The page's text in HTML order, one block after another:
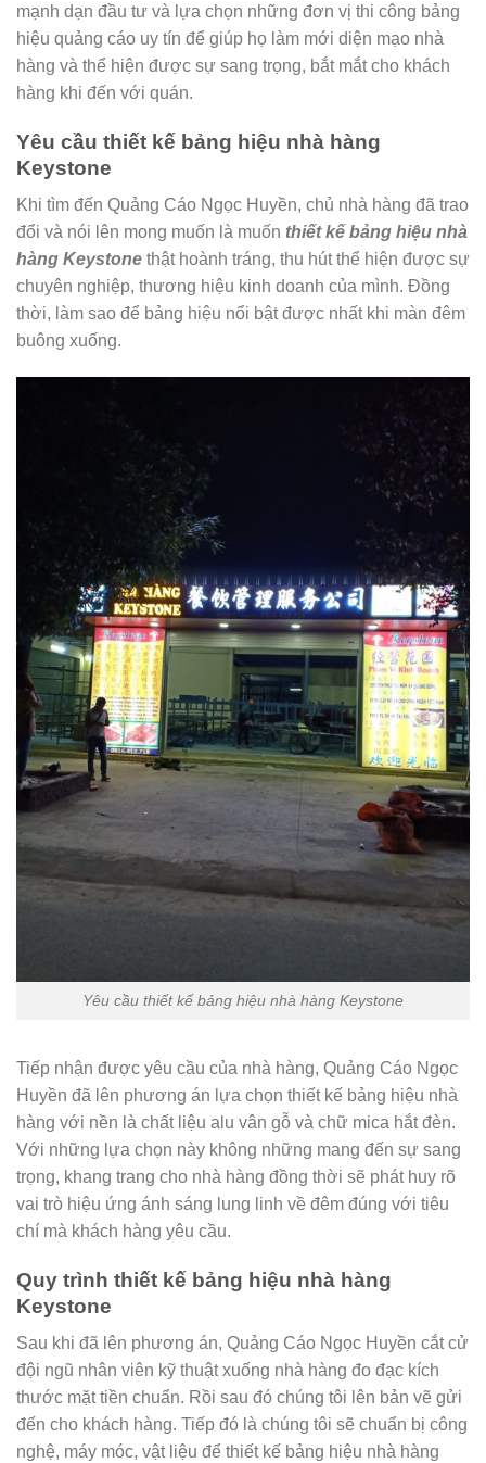
mạnh dạn đầu tư và lựa chọn những đơn vị thi công bảng
hiệu quảng cáo uy tín để giúp họ làm mới diện mạo nhà
hàng và thể hiện được sự sang trọng, bắt mắt cho khách
hàng khi đến với quán.
Yêu cầu thiết kế bảng hiệu nhà hàng
Keystone
Khi tìm đến Quảng Cáo Ngọc Huyền, chủ nhà hàng đã trao
đổi và nói lên mong muốn là muốn thiết kế bảng hiệu nhà
hàng Keystone thật hoành tráng, thu hút thể hiện được sự
chuyên nghiệp, thương hiệu kinh doanh của mình. Đồng
thời, làm sao để bảng hiệu nổi bật được nhất khi màn đêm
buông xuống.
Yêu cầu thiết kế bảng hiệu nhà hàng Keystone
Tiếp nhận được yêu cầu của nhà hàng, Quảng Cáo Ngọc
Huyền đã lên phương án lựa chọn thiết kế bảng hiệu nhà
hàng với nền là chất liệu alu vân gỗ và chữ mica hắt đèn.
Với những lựa chọn này không những mang đến sự sang
trọng, khang trang cho nhà hàng đồng thời sẽ phát huy rõ
vai trò hiệu ứng ánh sáng lung linh về đêm đúng với tiêu
chí mà khách hàng yêu cầu.
Quy trình thiết kế bảng hiệu nhà hàng
Keystone
Sau khi đã lên phương án, Quảng Cáo Ngọc Huyền cắt cử
đội ngũ nhân viên kỹ thuật xuống nhà hàng đo đạc kích
thước mặt tiền chuẩn. Rồi sau đó chúng tôi lên bản vẽ gửi
đến cho khách hàng. Tiếp đó là chúng tôi sẽ chuẩn bị công
nghệ, máy móc, vật liệu để thiết kế bảng hiệu nhà hàng